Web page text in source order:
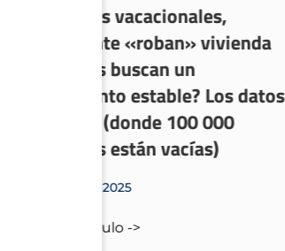
vacacionales,
«roban» vivienda
buscan un
estable? Los datos
(donde 100 000
están vacías)